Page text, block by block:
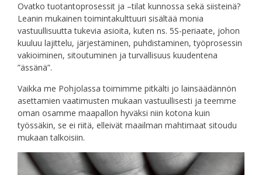
Ovatko tuotantoprosessit ja –tilat kunnossa sekä siisteinä?
Leanin mukainen toimintakulttuuri sisältää monia
vastuullisuutta tukevia asioita, kuten ns. 5S-periaate, johon
kuuluu lajittelu, järjestäminen, puhdistaminen, työprosessin
vakioiminen, sitoutuminen ja turvallisuus kuudentena
”ässänä”.
Vaikka me Pohjolassa toimimme pitkälti jo lainsäädännön
asettamien vaatimusten mukaan vastuullisesti ja teemme
oman osamme maapallon hyväksi niin kotona kuin
työssäkin, se ei riitä, elleivät maailman mahtimaat sitoudu
mukaan talkoisiin.